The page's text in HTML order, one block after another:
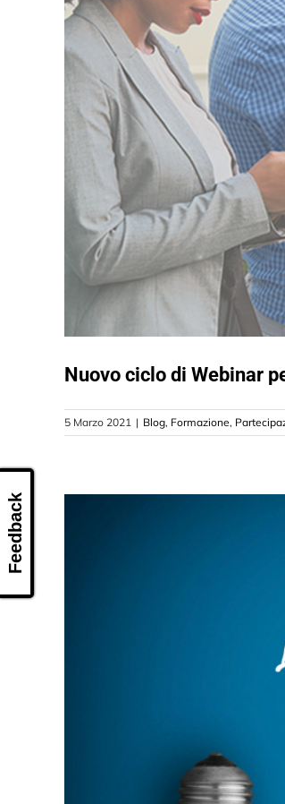
Nuovo ciclo di Webinar
5 Marzo 2021 | Blog, Formazione,
Feedback